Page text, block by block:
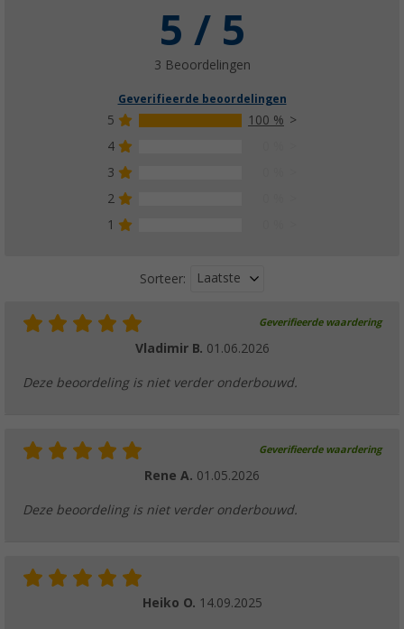
5 / 5
3 Beoordelingen
Geverifieerde beoordelingen
5
100 %
4
3
2
1
Sorteer: Laatste
Geverifieerde waardering
Vladimir B. 01.06.2026
Deze beoordeling is niet verder onderbouwd.
Geverifieerde waardering
Rene A. 01.05.2026
Deze beoordeling is niet verder onderbouwd.
Heiko O. 14.09.2025